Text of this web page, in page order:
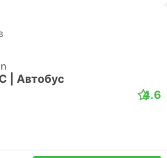
| Автобус
4.6